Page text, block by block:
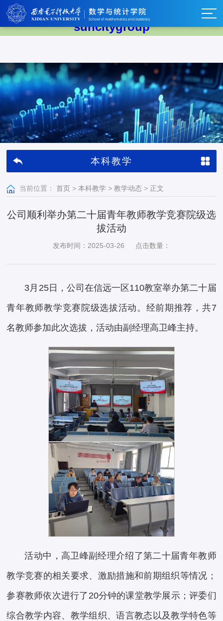
太阳集团tyc539(中国)有限公司-
suncitygroup
本科教学
当前位置： 首页 > 本科教学 > 教学动态 > 正文
公司顺利举办第二十届青年教师教学竞赛院级选
拔活动
发布时间：2025-03-26 点击数量：
3月25日，公司在信远一区110教室举办第二十届
青年教师教学竞赛院级选拔活动。经前期推荐，共7
名教师参加此次选拔，活动由副经理高卫峰主持。
活动中，高卫峰副经理介绍了第二十届青年教师
教学竞赛的相关要求、激励措施和前期组织等情况；
参赛教师依次进行了20分钟的课堂教学展示；评委们
综合教学内容、教学组织、语言教态以及教学特色等